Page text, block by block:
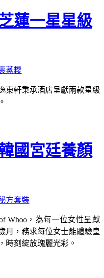
蓮一星星級
東軒秉承酒店呈獻兩款星級
國宮廷養顏
Whoo，為每一位女性呈獻
月，務求每位女士能體驗皇
時刻綻放瑰麗光彩。